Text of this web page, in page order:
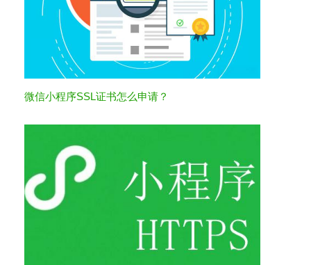
微信小程序SSL证书怎么申请？